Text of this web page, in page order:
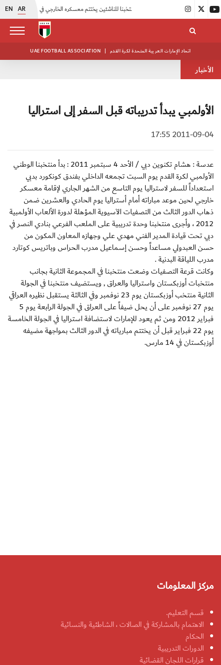
EN AR
اتحاد الكرة يُنظم ورشة عمل للمراقبين المعتمدين
UAE FOOTBALL ASSOCIATION | اتحاد الإمارات العربية المتحدة لكرة القدم
الأخبار
الأولمبي يبدأ تدريباته قبل السفر إلى استراليا
2011-09-04 17:55
عدسة : هشام تكنوين دبي / الأحد 4 سبتمبر 2011 : بدأ منتخبنا الوطني
الأولمبي لكرة القدم يوم السبت تجمعه الداخلي بفندق كونكورد بدبي
استعداداً للسفر لاستراليا يوم التاسع من الشهر الجاري لإقامة معسكر
خارجي لحين موعد مباراته أمام أستراليا يوم الحادي والعشرين ضمن
ذهاب الدور الثالث من التصفيات الآسيوية المؤهلة لدورة الألعاب الأولمبية
2012 ، وأجرى منتخبنا وحدة تدريبية على الملعب الفرعي بنادي النصر في
دبي تحت قيادة المدير الفني مهدي علي وجهازه المعاون المكون من
حسن العبدولي مساعداً وحسن إسماعيل مدرب الحراس وباتريس كوتارد
مدرب اللياقة البدنية .
وكانت قرعة التصفيات وضعت منتخبنا في المجموعة الثانية بجانب
منتخبات أوزبكستان واستراليا والعراق , ويستضيف منتخبنا في الجولة
الثانية منتخب أوزبكستان يوم 23 نوفمبر وفي الثالثة يستقبل نظيره العراقي
يوم 27 نوفمبر على أن يحل ضيفاً على العراق في الجولة الرابعة يوم 5
فبراير 2012 ومن ثم يعود للإمارات لاستضافة استراليا في الجولة الخامسة
يوم 22 فبراير قبل أن يختتم مبارياته في الدور الثالث بمواجهة مضيفه
أوزبكستان في 14 مارس.
مركز المعلومات
قسم التعليم.
الاهتمام بالمشاركة في الصالات ، الشاطئية والنسائية
الحكام
الدورات التدريبية
قرارات اللجان القضائية